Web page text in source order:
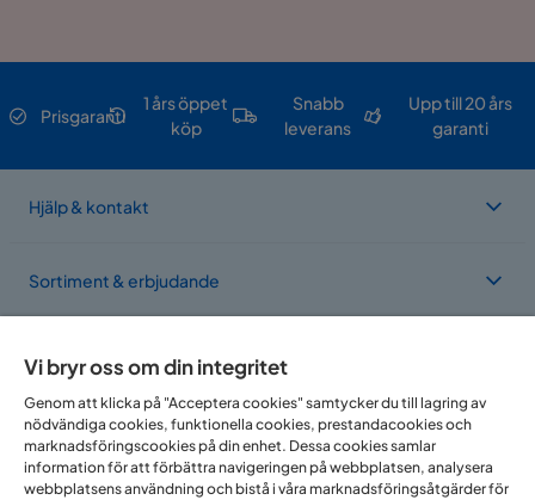
Prisgaranti
1 års öppet
köp
Snabb
leverans
Upp till 20 års
garanti
Hjälp & kontakt
Sortiment & erbjudande
Om Trademax
Vi finns i flera länder
Vi bryr oss om din integritet
Genom att klicka på "Acceptera cookies" samtycker du till lagring av
nödvändiga cookies, funktionella cookies, prestandacookies och
marknadsföringscookies på din enhet. Dessa cookies samlar
information för att förbättra navigeringen på webbplatsen, analysera
webbplatsens användning och bistå i våra marknadsföringsåtgärder för